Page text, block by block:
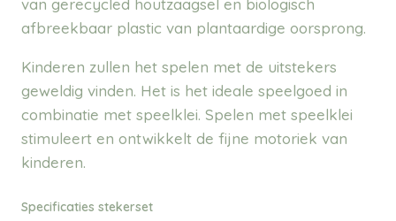
van gerecycled houtzaagsel en biologisch
afbreekbaar plastic van plantaardige oorsprong.
Kinderen zullen het spelen met de uitstekers
geweldig vinden. Het is het ideale speelgoed in
combinatie met speelklei. Spelen met speelklei
stimuleert en ontwikkelt de fijne motoriek van
kinderen.
Specificaties stekerset